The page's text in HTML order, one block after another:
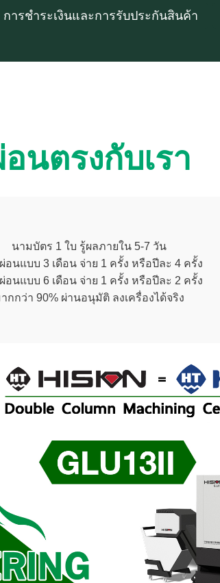
การชำระเงินและการรับประกันสินค้า
อนตรงกับเรา
นามบัตร 1 ใบ รู้ผลภายใน 5-7 วัน
อนแบบ 3 เดือน จ่าย 1 ครั้ง หรือปีละ 4 ครั้ง
อนแบบ 6 เดือน จ่าย 1 ครั้ง หรือปีละ 2 ครั้ง
กกว่า 90% ผ่านอนุมัติ ลงเครื่องได้จริง